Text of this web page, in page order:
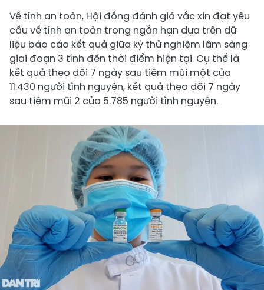
Về tính an toàn, Hội đồng đánh giá vắc xin đạt yêu
cầu về tính an toàn trong ngắn hạn dựa trên dữ
liệu báo cáo kết quả giữa kỳ thử nghiệm lâm sàng
giai đoạn 3 tính đến thời điểm hiện tại. Cụ thể là
kết quả theo dõi 7 ngày sau tiêm mũi một của
11.430 người tình nguyện, kết quả theo dõi 7 ngày
sau tiêm mũi 2 của 5.785 người tình nguyện.